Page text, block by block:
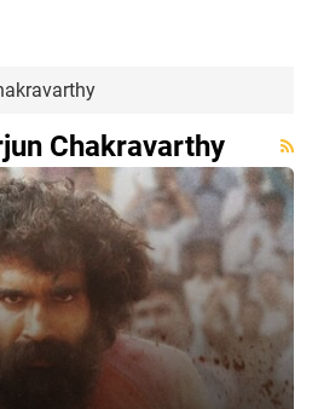
Chakravarthy